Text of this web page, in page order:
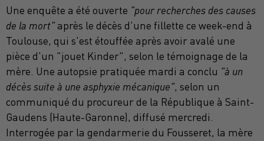
​​Une enquête a été ouverte "pour recherches des causes
de la mort" après le décès d'une fillette ce week-end à
Toulouse, qui s'est étouffée après avoir avalé une
pièce d'un "jouet Kinder", selon le témoignage de la
mère. Une autopsie pratiquée mardi a conclu "à un
décès suite à une asphyxie mécanique", selon un
communiqué du procureur de la République à Saint-
Gaudens (Haute-Garonne), diffusé mercredi.
Interrogée par la gendarmerie du Fousseret, la mère